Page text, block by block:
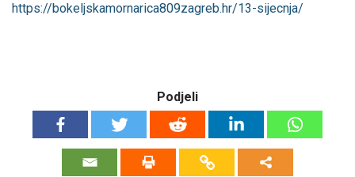
https://bokeljskamornarica809zagreb.hr/13-sijecnja/
Podjeli